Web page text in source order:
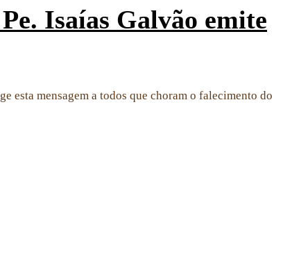
Isaías Galvão emite
esta mensagem a todos que choram o falecimento do